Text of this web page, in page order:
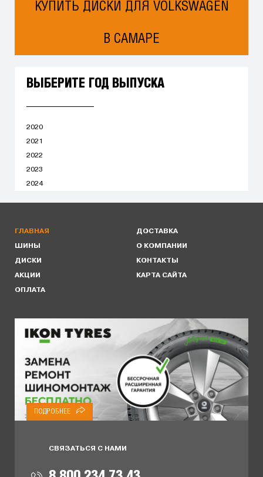
КУПИТЬ ДИСКИ ДЛЯ VOLKSWAGEN
В САМАРЕ
ВЫБЕРИТЕ ГОД ВЫПУСКА
2020
2021
2022
2023
2024
ГЛАВНАЯ
ШИНЫ
ДИСКИ
АКЦИИ
ОПЛАТА
ДОСТАВКА
О КОМПАНИИ
КОНТАКТЫ
КАРТА САЙТА
ПОДРОБНЕЕ
СВЯЗАТЬСЯ С НАМИ